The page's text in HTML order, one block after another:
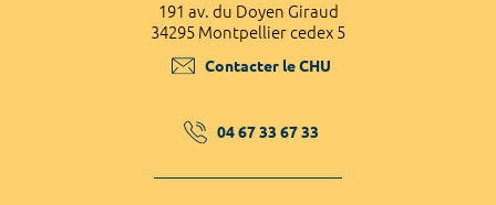
191 av. du Doyen Giraud
34295 Montpellier cedex 5
Contacter le CHU
04 67 33 67 33